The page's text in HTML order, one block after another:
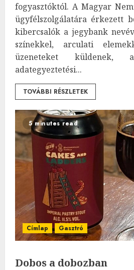
fogyasztóktól. A Magyar
ügyfélszolgálatára érkezett
kibercsalók a jegybank
színekkel, arculati
üzeneteket küldenek,
adategyeztetési...
TOVÁBBI RÉSZLETEK
5 minutes read
Címlap Gasztró
Dobos a dobozban